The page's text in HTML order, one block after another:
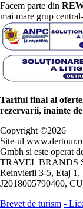
Facem parte din
mai mare grup
Tariful final al
rezervarii, inainte
Copyright ©2026
Site-ul
Gmbh si este operat
TRAVEL BRANDS
Reinvierii 3-5, Etaj 1,
J2018005790400,
Brevet de turism -